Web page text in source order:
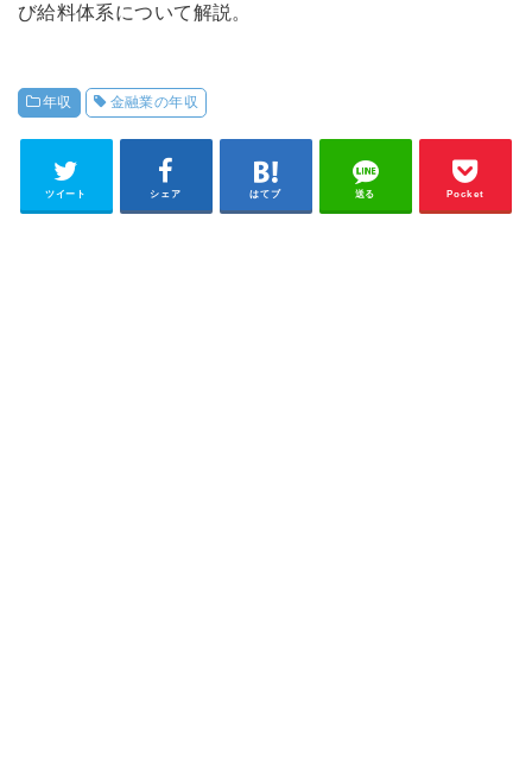
び給料体系について解説。
年収 金融業の年収
ツイート シェア はてブ 送る Pocket